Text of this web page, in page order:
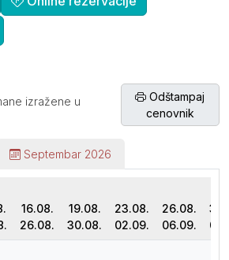
izražene u
Odštampaj
cenovnik
Septembar 2026
16.08.
26.08.
19.08.
30.08.
23.08.
02.09.
26.08.
06.09.